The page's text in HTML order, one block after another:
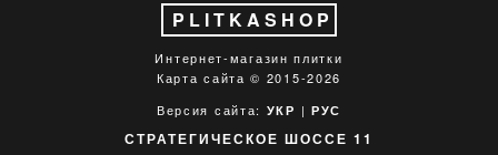
PLITKASHOP
Интернет-магазин плитки
Карта сайта © 2015-2026
Версия сайта: УКР | РУС
СТРАТЕГИЧЕСКОЕ ШОССЕ 11